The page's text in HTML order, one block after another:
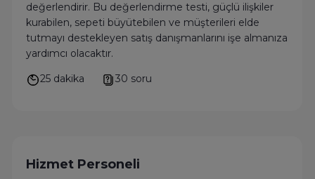
değerlendirir. Bu değerlendirme testi, güçlü ilişkiler
kurabilen, sepeti büyütebilen ve müşterileri elde
tutmayı destekleyen satış danışmanlarını işe almanıza
yardımcı olacaktır.
25 dakika
30 soru
Hizmet Personeli